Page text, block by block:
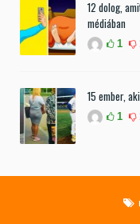
12 dolog,
médiában
1
15 ember,
1